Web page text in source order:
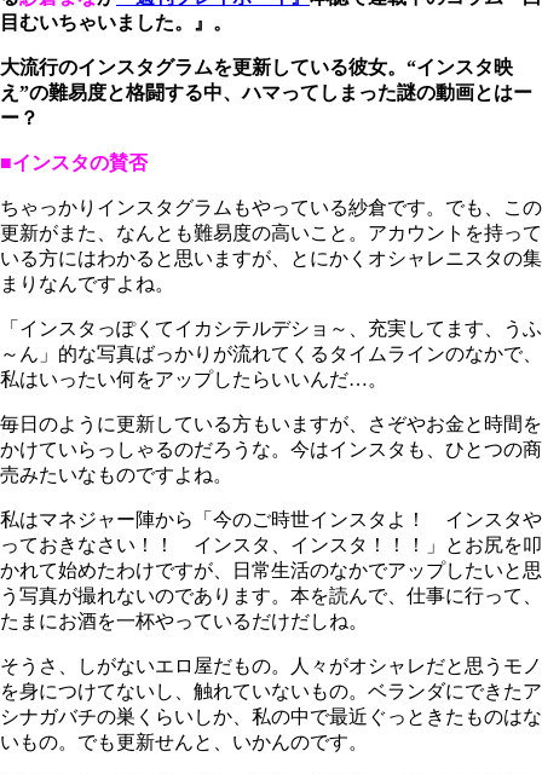
目むいちゃいました。』。
大流行のインスタグラムを更新している彼女。“インスタ映
え”の難易度と格闘する中、ハマってしまった謎の動画とはー
ー？
■インスタの賛否
ちゃっかりインスタグラムもやっている紗倉です。でも、この
更新がまた、なんとも難易度の高いこと。アカウントを持って
いる方にはわかると思いますが、とにかくオシャレニスタの集
まりなんですよね。
「インスタっぽくてイカシテルデショ～、充実してます、うふ
～ん」的な写真ばっかりが流れてくるタイムラインのなかで、
私はいったい何をアップしたらいいんだ…。
毎日のように更新している方もいますが、さぞやお金と時間を
かけていらっしゃるのだろうな。今はインスタも、ひとつの商
売みたいなものですよね。
私はマネジャー陣から「今のご時世インスタよ！ インスタや
っておきなさい！！ インスタ、インスタ！！！」とお尻を叩
かれて始めたわけですが、日常生活のなかでアップしたいと思
う写真が撮れないのであります。本を読んで、仕事に行って、
たまにお酒を一杯やっているだけだしね。
そうさ、しがないエロ屋だもの。人々がオシャレだと思うモノ
を身につけてないし、触れていないもの。ベランダにできたア
シナガバチの巣くらいしか、私の中で最近ぐっときたものはな
いもの。でも更新せんと、いかんのです。